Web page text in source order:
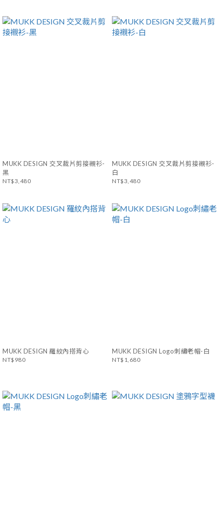
MUKK DESIGN 交叉裁片剪接襯衫-
黑
NT$3,480
MUKK DESIGN 交叉裁片剪接襯衫-
白
NT$3,480
MUKK DESIGN 羅紋內搭背心
NT$980
MUKK DESIGN Logo刺繡老帽-白
NT$1,680